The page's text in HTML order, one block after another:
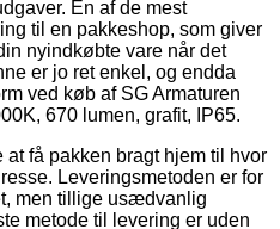
En af de mest
til en pakkeshop, som giver
nyindkøbte vare når det
er jo ret enkel, og endda
ved køb af SG Armaturen
670 lumen, grafit, IP65.
få pakken bragt hjem til hvor
Leveringsmetoden er for
men tillige usædvanlig
metode til levering er uden